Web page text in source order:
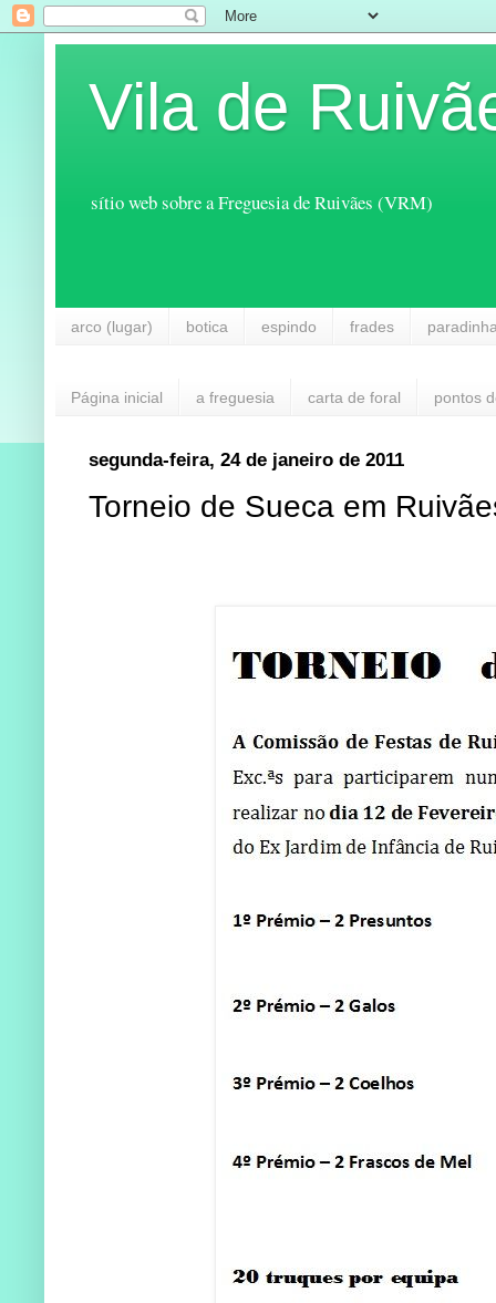
Vila de
sítio web sobre a Freguesia de Ruivães (VRM)
arco (lugar) botica espindo frades
Página inicial a freguesia carta de foral pontos
segunda-feira, 24 de janeiro de 2011
Torneio de Sueca em